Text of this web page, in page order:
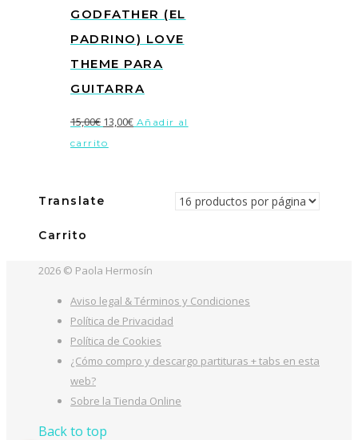
GODFATHER (EL
PADRINO) LOVE
THEME PARA
GUITARRA
15,00€ El
precio
15,00€.
13,00€ElAñadir al
carrito
Translate
Carrito
2026 © Paola Hermosín
Aviso legal & Términos y Condiciones
Política de Privacidad
Política de Cookies
¿Cómo compro y descargo partituras + tabs en esta
web?
Sobre la Tienda Online
Back to top